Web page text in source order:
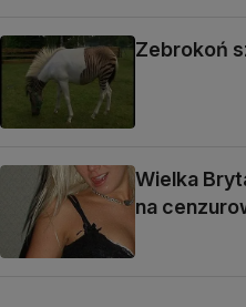
Zebrokoń
Wielka
na